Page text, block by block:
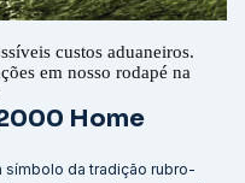
custos aduaneiros.
em nosso rodapé na
Home
símbolo da tradição rubro-